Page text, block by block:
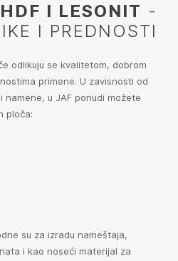
I LESONIT -
I PREDNOSTI
odlikuju se kvalitetom, dobrom
primene. U zavisnosti od
u JAF ponudi možete
ploča:
su za izradu nameštaja,
i kao noseći materijal za